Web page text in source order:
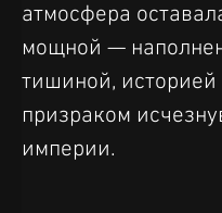
атмосфера
мощной —
тишиной, историей
призраком
империи.